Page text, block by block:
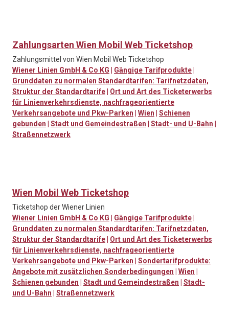
Zahlungsarten Wien Mobil Web Ticketshop
Zahlungsmittel von Wien Mobil Web Ticketshop
Wiener Linien GmbH & Co KG
Gängige Tarifprodukte
Grunddaten zu normalen Standardtarifen: Tarifnetzdaten,
Struktur der Standardtarife
Ort und Art des Ticketerwerbs
für Linienverkehrsdienste, nachfrageorientierte
Verkehrsangebote und Pkw-Parken
Wien
Schienen
gebunden
Stadt und Gemeindestraßen Stadt- und U-Bahn
Straßennetzwerk
Wien Mobil Web Ticketshop
Ticketshop der Wiener Linien
Wiener Linien GmbH & Co KG
Gängige Tarifprodukte
Grunddaten zu normalen Standardtarifen: Tarifnetzdaten,
Struktur der Standardtarife
Ort und Art des Ticketerwerbs
für Linienverkehrsdienste, nachfrageorientierte
Verkehrsangebote und Pkw-Parken
Sondertarifprodukte:
Angebote mit zusätzlichen Sonderbedingungen
Wien
Schienen gebunden
Stadt und Gemeindestraßen
Stadt-
und U-Bahn
Straßennetzwerk